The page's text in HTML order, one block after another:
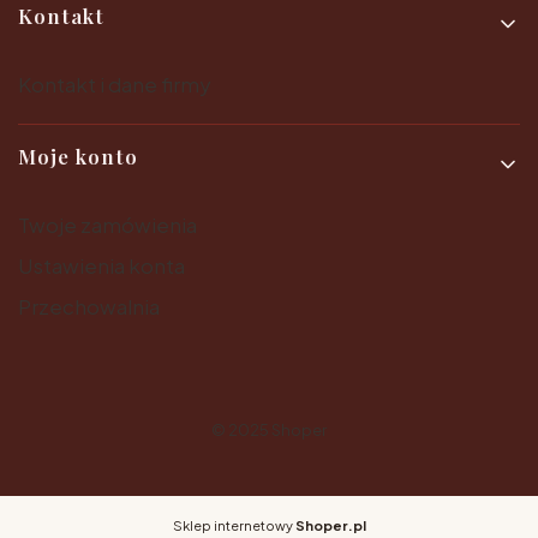
Kontakt
Moje konto
Sklep internetowy Shoper.pl